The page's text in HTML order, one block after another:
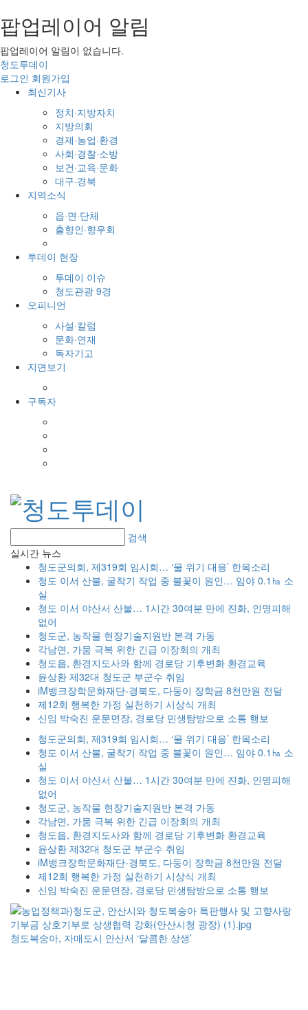
팝업레이어 알림
팝업레이어 알림이 없습니다.
청도투데이
로그인 회원가입
최신기사
정치·지방자치
지방의회
경제·농업·환경
사회·경찰·소방
보건·교육·문화
대구·경북
지역소식
읍·면·단체
출향인·향우회
투데이 현장
투데이 이슈
청도관광 9경
오피니언
사설·칼럼
문화·연재
독자기고
지면보기
구독자
검색
실시간 뉴스
청도군의회, 제319회 임시회… ‘물 위기 대응’ 한목소리
청도 이서 산불, 굴착기 작업 중 불꽃이 원인… 임야 0.1㏊ 소
실
청도 이서 야산서 산불… 1시간 30여분 만에 진화, 인명피해
없어
청도군, 농작물 현장기술지원반 본격 가동
각남면, 가뭄 극복 위한 긴급 이장회의 개최
청도읍, 환경지도사와 함께 경로당 기후변화 환경교육
윤상환 제32대 청도군 부군수 취임
iM뱅크장학문화재단-경북도, 다둥이 장학금 8천만원 전달
제12회 행복한 가정 실천하기 시상식 개최
신임 박숙진 운문면장, 경로당 민생탐방으로 소통 행보
청도군의회, 제319회 임시회… ‘물 위기 대응’ 한목소리
청도 이서 산불, 굴착기 작업 중 불꽃이 원인… 임야 0.1㏊ 소
실
청도 이서 야산서 산불… 1시간 30여분 만에 진화, 인명피해
없어
청도군, 농작물 현장기술지원반 본격 가동
각남면, 가뭄 극복 위한 긴급 이장회의 개최
청도읍, 환경지도사와 함께 경로당 기후변화 환경교육
윤상환 제32대 청도군 부군수 취임
iM뱅크장학문화재단-경북도, 다둥이 장학금 8천만원 전달
제12회 행복한 가정 실천하기 시상식 개최
신임 박숙진 운문면장, 경로당 민생탐방으로 소통 행보
청도복숭아, 자매도시 안산서 ‘달콤한 상생’